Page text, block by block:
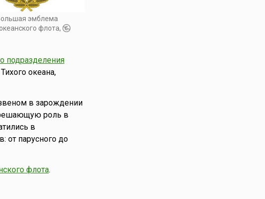
эмблема
флота,
подразделения
океана,
в зарождении
решающую роль в
в
от парусного до
флота.